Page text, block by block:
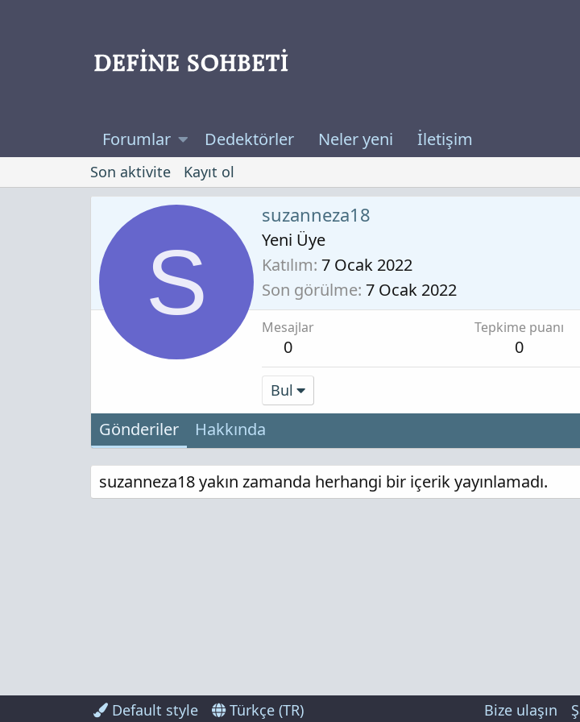
Forumlar Dedektörler Neler yeni İletişim
Son aktivite Kayıt ol
S
suzanneza18
Yeni Üye
Katılım 7 Ocak 2022
Son görülme 7 Ocak 2022
Mesajlar
0
Tepkime puanı
0
Bul
Gönderiler Hakkında
suzanneza18 yakın zamanda herhangi bir içerik yayınlamadı.
Default style Türkçe (TR) Bize ulaşın